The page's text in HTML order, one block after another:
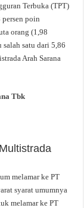
Terbuka (TPT)
persen poin
orang (1,98
satu dari 5,86
Arah Sarana
Tbk
melamar ke PT
syarat umumnya
melamar ke PT